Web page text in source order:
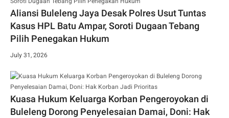
Aliansi Buleleng Jaya Desak Polres Usut Tuntas
Kasus HPL Batu Ampar, Soroti Dugaan Tebang
Pilih Penegakan Hukum
July 31, 2026
Kuasa Hukum Keluarga Korban Pengeroyokan di
Buleleng Dorong Penyelesaian Damai, Doni: Hak